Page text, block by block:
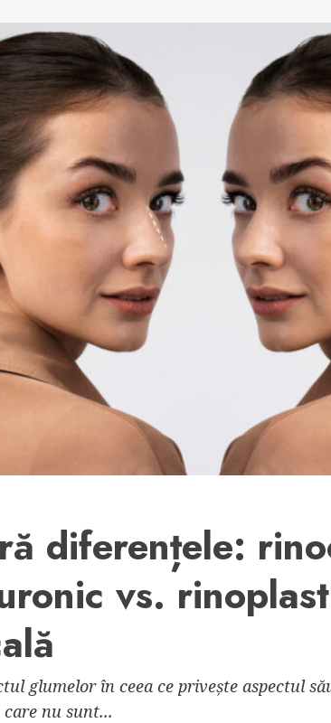
diferențele:
vs.
glumelor în ceea ce privește aspectul
nu sunt...